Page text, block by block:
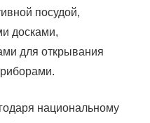
посудой,
досками,
для открывания
национальному